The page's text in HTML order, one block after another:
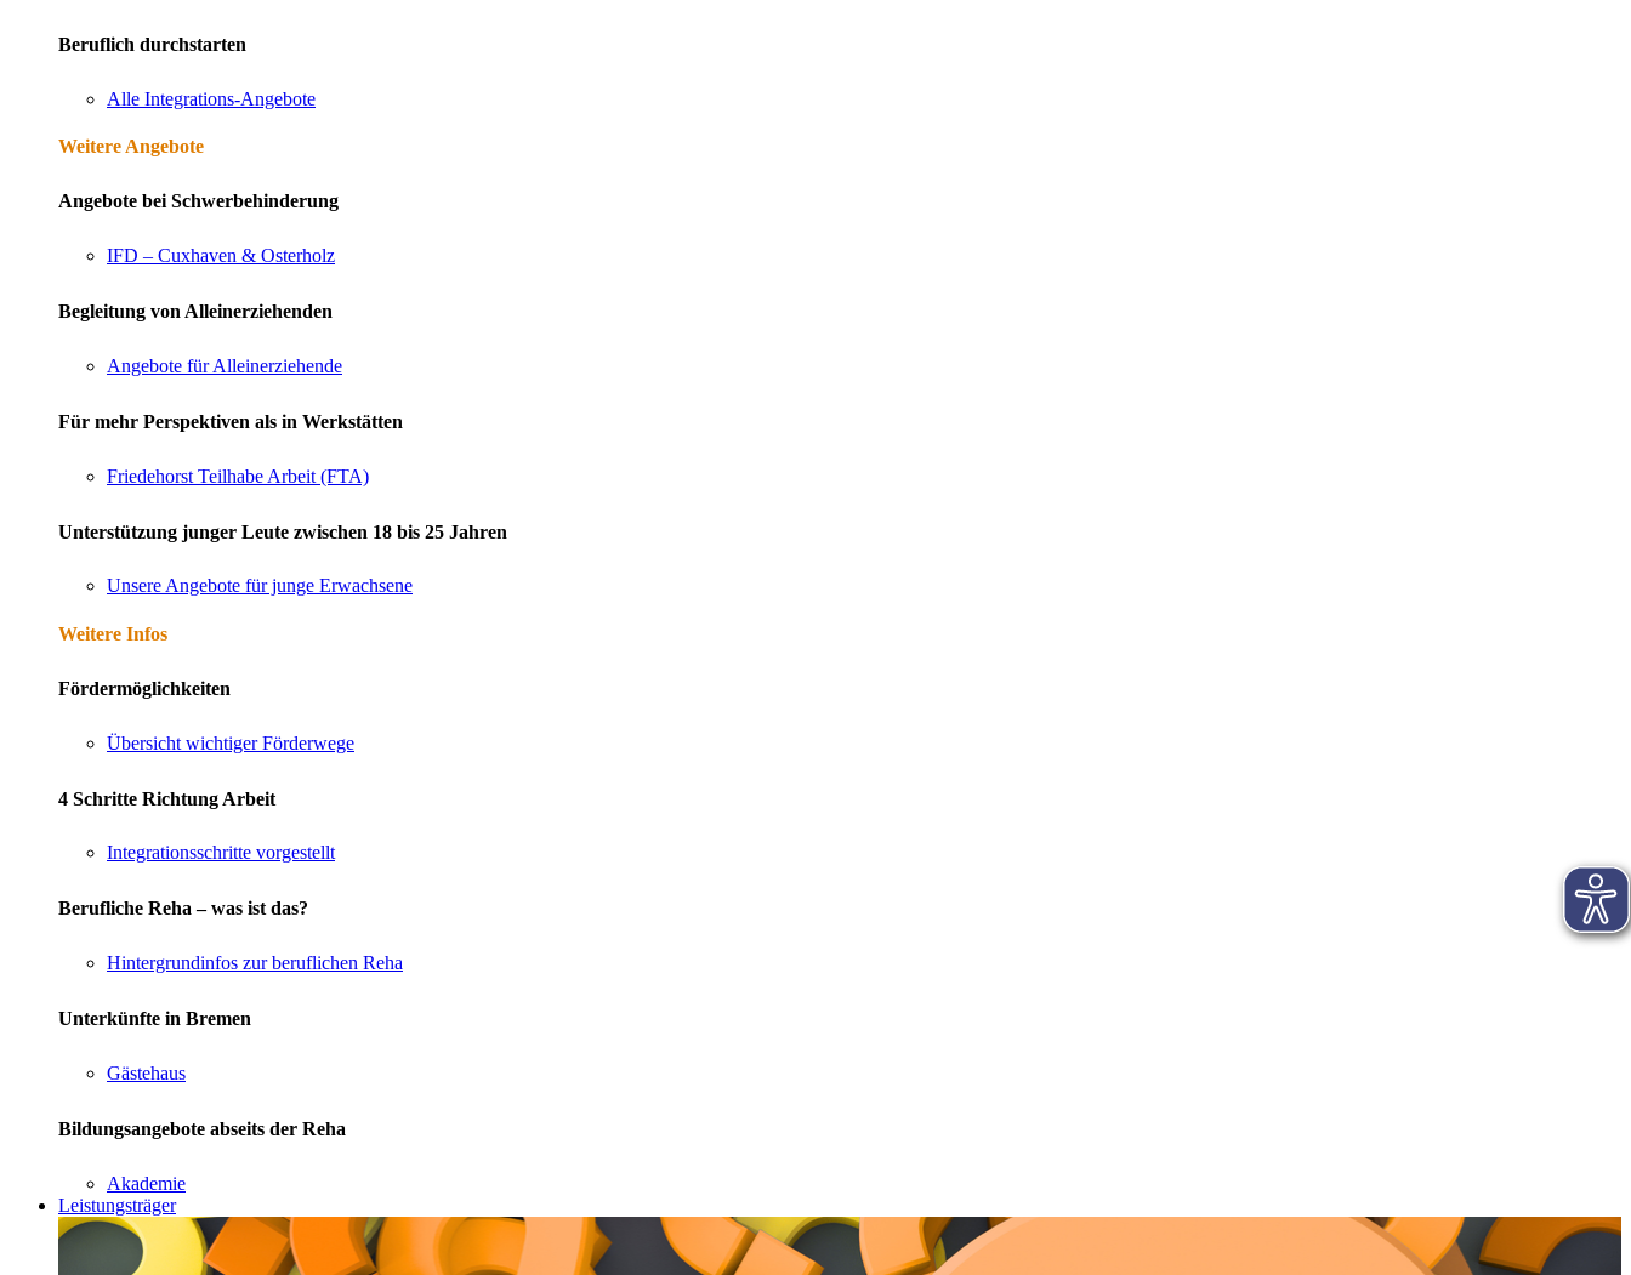
Beruflich durchstarten
Alle Integrations-Angebote
Weitere Angebote
Angebote bei Schwerbehinderung
IFD – Cuxhaven & Osterholz
Begleitung von Alleinerziehenden
Angebote für Alleinerziehende
Für mehr Perspektiven als in Werkstätten
Friedehorst Teilhabe Arbeit (FTA)
Unterstützung junger Leute zwischen 18 bis 25 Jahren
Unsere Angebote für junge Erwachsene
Weitere Infos
Fördermöglichkeiten
Übersicht wichtiger Förderwege
4 Schritte Richtung Arbeit
Integrationsschritte vorgestellt
Berufliche Reha – was ist das?
Hintergrundinfos zur beruflichen Reha
Unterkünfte in Bremen
Gästehaus
Bildungsangebote abseits der Reha
Akademie
Leistungsträger